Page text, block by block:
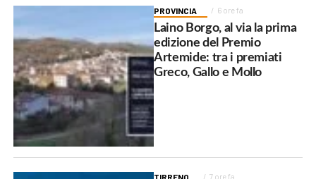
PROVINCIA 6 ore fa
Laino Borgo, al via la prima
edizione del Premio
Artemide: tra i premiati
Greco, Gallo e Mollo
TIRRENO 7 ore fa